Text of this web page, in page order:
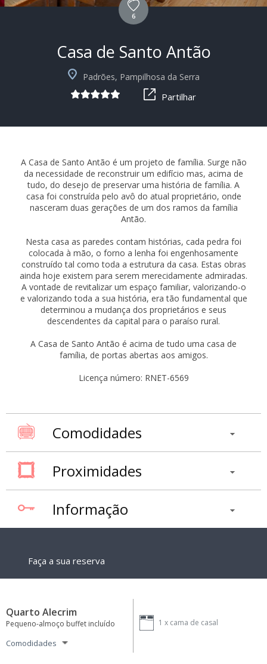
6
Casa de Santo Antão
Padrões, Pampilhosa da Serra
Partilhar
A Casa de Santo Antão é um projeto de família. Surge não
da necessidade de reconstruir um edifício mas, acima de
tudo, do desejo de preservar uma história de família. A
casa foi construída pelo avô do atual proprietário, onde
nasceram duas gerações de um dos ramos da família
Antão.
Nesta casa as paredes contam histórias, cada pedra foi
colocada à mão, o forno a lenha foi engenhosamente
construído tal como toda a estrutura da casa. Estas obras
ainda hoje existem para serem merecidamente admiradas.
A vontade de revitalizar um espaço familiar, valorizando-o
e valorizando toda a sua história, era tão fundamental que
determinou a mudança dos proprietários e seus
descendentes da capital para o paraíso rural.
A Casa de Santo Antão é acima de tudo uma casa de
família, de portas abertas aos amigos.
Licença número: RNET-6569
Comodidades
Proximidades
Informação
Faça a sua reserva
Quarto Alecrim
Pequeno-almoço buffet incluído
Comodidades
1 x cama de casal